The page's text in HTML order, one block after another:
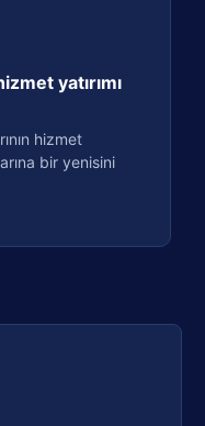
yatırımı
hizmet
bir yenisini